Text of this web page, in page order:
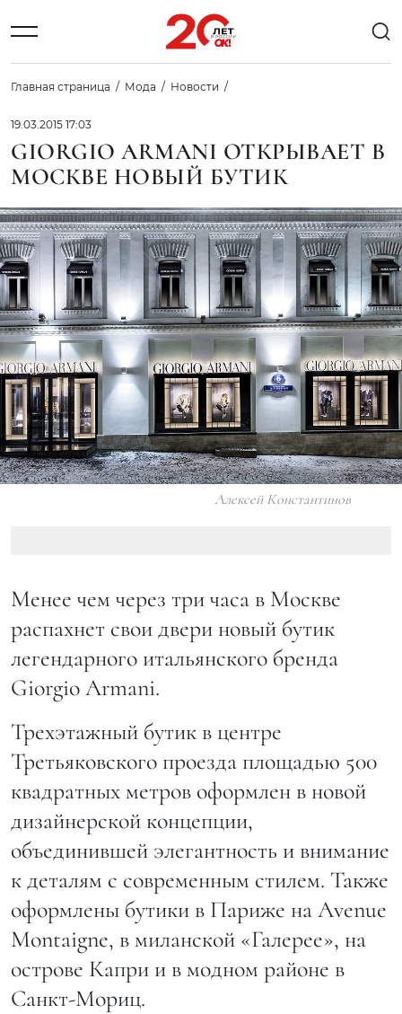
Главная страница Мода Новости
19.03.2015 17:03
GIORGIO ARMANI ОТКРЫВАЕТ В
МОСКВЕ НОВЫЙ БУТИК
Алексей Константинов
Менее чем через три часа в Москве
распахнет свои двери новый бутик
легендарного итальянского бренда
Giorgio Armani.
Трехэтажный бутик в центре
Третьяковского проезда площадью 500
квадратных метров оформлен в новой
дизайнерской концепции,
объединившей элегантность и внимание
к деталям с современным стилем. Также
оформлены бутики в Париже на Avenue
Montaigne, в миланской «Галерее», на
острове Капри и в модном районе в
Санкт-Мориц.